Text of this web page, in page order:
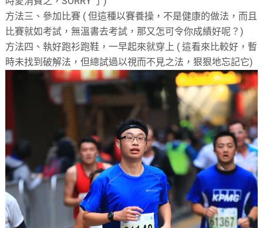
方法三、參加比賽 ( 但這種以賽養操，不是健康的做法，而且
比賽就如考試，無溫書去考試，那又怎可令你成績好呢？)
方法四、執好跑衫跑鞋，一早起來就穿上 ( 這看來比較好，暫
時未找到破解法，但總試過以視而不見之法，狠狠地忘記它)